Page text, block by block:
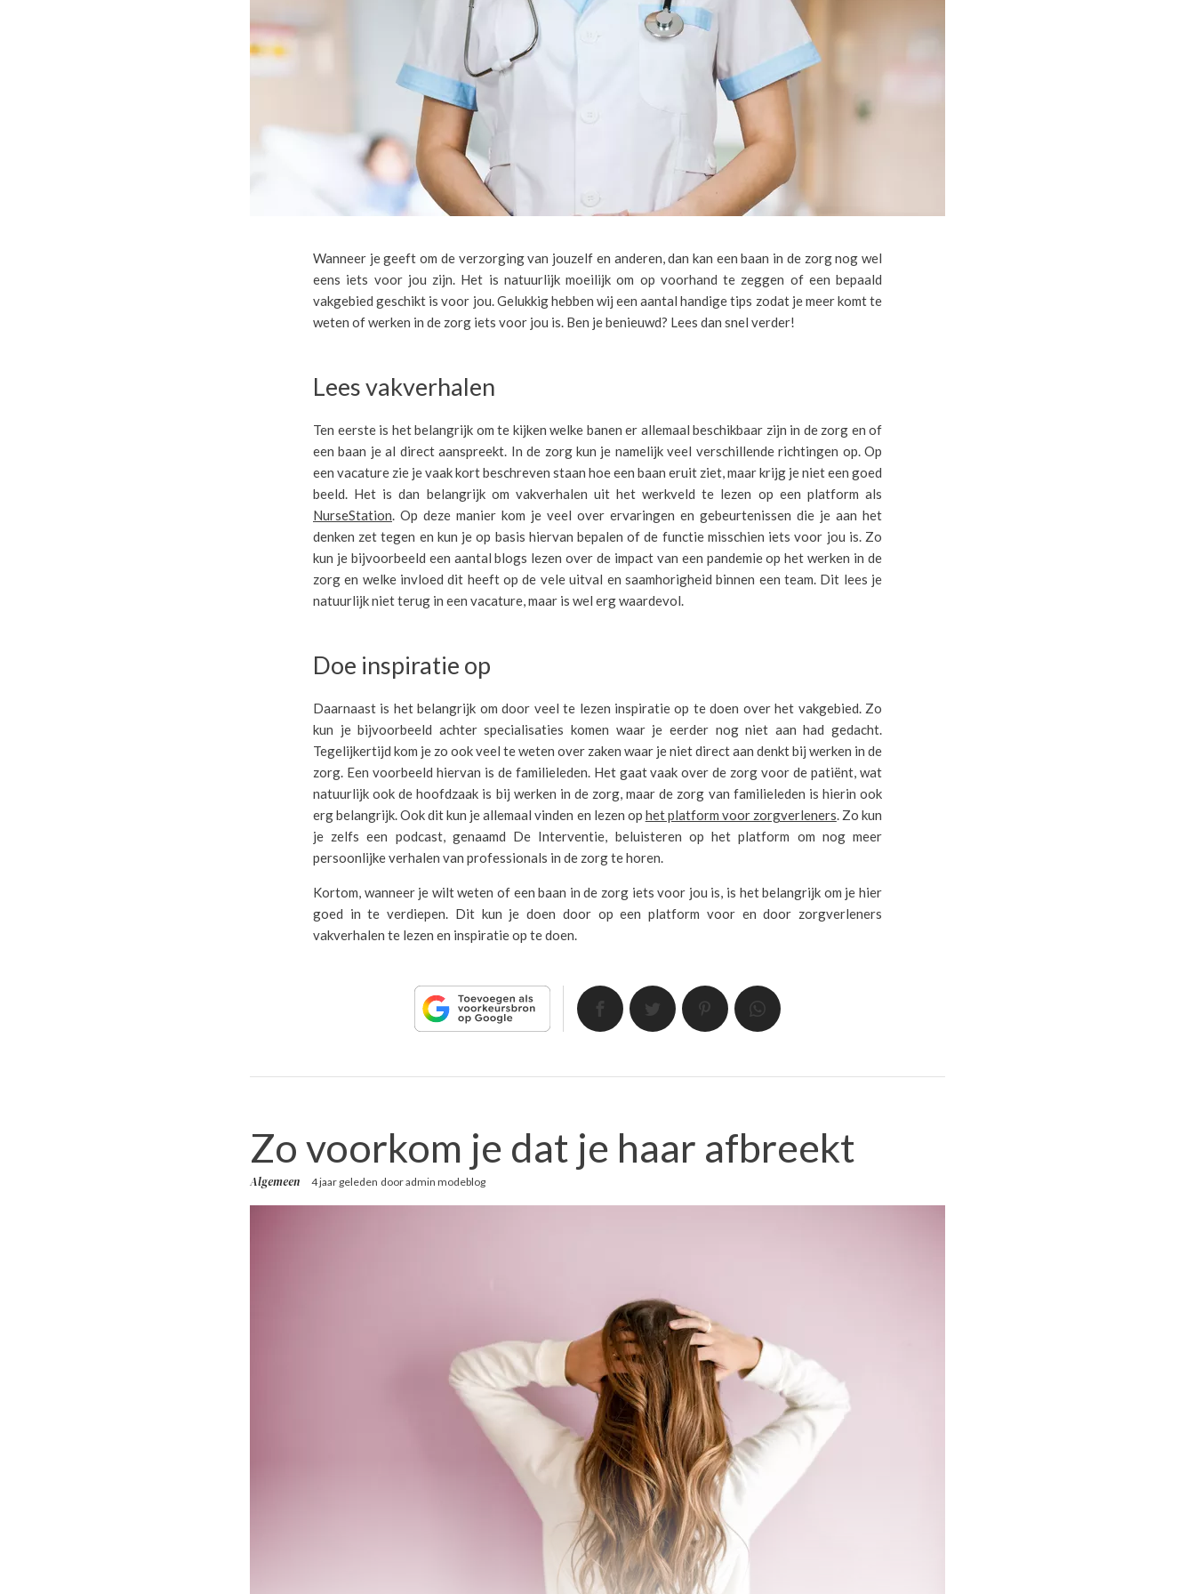
Wanneer je geeft om de verzorging van jouzelf en anderen, dan kan een baan in de zorg nog wel
eens iets voor jou zijn. Het is natuurlijk moeilijk om op voorhand te zeggen of een bepaald
vakgebied geschikt is voor jou. Gelukkig hebben wij een aantal handige tips zodat je meer komt te
weten of werken in de zorg iets voor jou is. Ben je benieuwd? Lees dan snel verder!
Lees vakverhalen
Ten eerste is het belangrijk om te kijken welke banen er allemaal beschikbaar zijn in de zorg en of
een baan je al direct aanspreekt. In de zorg kun je namelijk veel verschillende richtingen op. Op
een vacature zie je vaak kort beschreven staan hoe een baan eruit ziet, maar krijg je niet een goed
beeld. Het is dan belangrijk om vakverhalen uit het werkveld te lezen op een platform als
NurseStation. Op deze manier kom je veel over ervaringen en gebeurtenissen die je aan het
denken zet tegen en kun je op basis hiervan bepalen of de functie misschien iets voor jou is. Zo
kun je bijvoorbeeld een aantal blogs lezen over de impact van een pandemie op het werken in de
zorg en welke invloed dit heeft op de vele uitval en saamhorigheid binnen een team. Dit lees je
natuurlijk niet terug in een vacature, maar is wel erg waardevol.
Doe inspiratie op
Daarnaast is het belangrijk om door veel te lezen inspiratie op te doen over het vakgebied. Zo
kun je bijvoorbeeld achter specialisaties komen waar je eerder nog niet aan had gedacht.
Tegelijkertijd kom je zo ook veel te weten over zaken waar je niet direct aan denkt bij werken in de
zorg. Een voorbeeld hiervan is de familieleden. Het gaat vaak over de zorg voor de patiënt, wat
natuurlijk ook de hoofdzaak is bij werken in de zorg, maar de zorg van familieleden is hierin ook
erg belangrijk. Ook dit kun je allemaal vinden en lezen op het platform voor zorgverleners. Zo kun
je zelfs een podcast, genaamd De Interventie, beluisteren op het platform om nog meer
persoonlijke verhalen van professionals in de zorg te horen.
Kortom, wanneer je wilt weten of een baan in de zorg iets voor jou is, is het belangrijk om je hier
goed in te verdiepen. Dit kun je doen door op een platform voor en door zorgverleners
vakverhalen te lezen en inspiratie op te doen.
Zo voorkom je dat je haar afbreekt
Algemeen 4 jaar geleden dooradmin modeblog